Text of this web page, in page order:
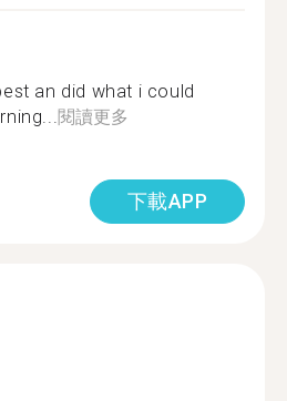
an did what i could
閱讀更多
下載APP